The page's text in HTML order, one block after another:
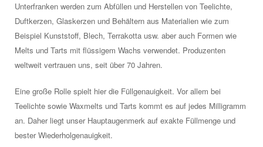
Unterfranken werden zum Abfüllen und Herstellen von Teelichte,
Duftkerzen, Glaskerzen und Behältern aus Materialien wie zum
Beispiel Kunststoff, Blech, Terrakotta usw. aber auch Formen wie
Melts und Tarts mit flüssigem Wachs verwendet. Produzenten
weltweit vertrauen uns, seit über 70 Jahren.
Eine große Rolle spielt hier die Füllgenauigkeit. Vor allem bei
Teelichte sowie Waxmelts und Tarts kommt es auf jedes Milligramm
an. Daher liegt unser Hauptaugenmerk auf exakte Füllmenge und
bester Wiederholgenauigkeit.